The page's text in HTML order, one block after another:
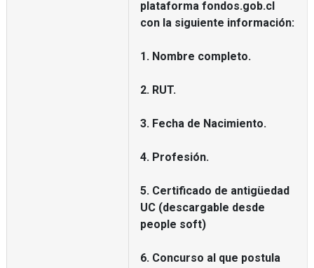
plataforma fondos.gob.cl
con la siguiente información:
1. Nombre completo.
2. RUT.
3. Fecha de Nacimiento.
4. Profesión.
5. Certificado de antigüedad
UC (descargable desde
people soft)
6. Concurso al que postula